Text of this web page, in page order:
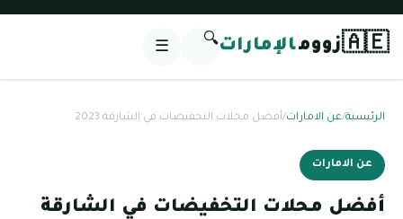
🇦🇪زوومالإمارات🔍
☰
الرئيسية/عن الامارات/أفضل محلات التخفيضات في الشارقة 2023
عن الامارات
أفضل محلات التخفيضات في الشارقة